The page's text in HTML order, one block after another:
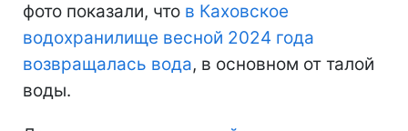
фото показали, что в Каховское
водохранилище весной 2024 года
возвращалась вода, в основном от талой
воды.